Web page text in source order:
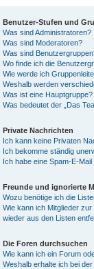
Benutzer-Stufen und
Was sind Administratoren?
Was sind Moderatoren?
Was sind
Wo finde ich die
Wie werde ich
Weshalb werden
Was ist eine Hauptgruppe?
Was bedeutet der „Das
Private Nachrichten
Ich kann keine Privaten
Ich bekomme ständig
Ich habe eine Spam-E-
Freunde und ignorierte
Wozu benötige ich die
Wie kann ich Mitglieder
wieder aus den Listen
Die Foren durchsuchen
Wie kann ich ein Forum
Weshalb erhalte ich bei